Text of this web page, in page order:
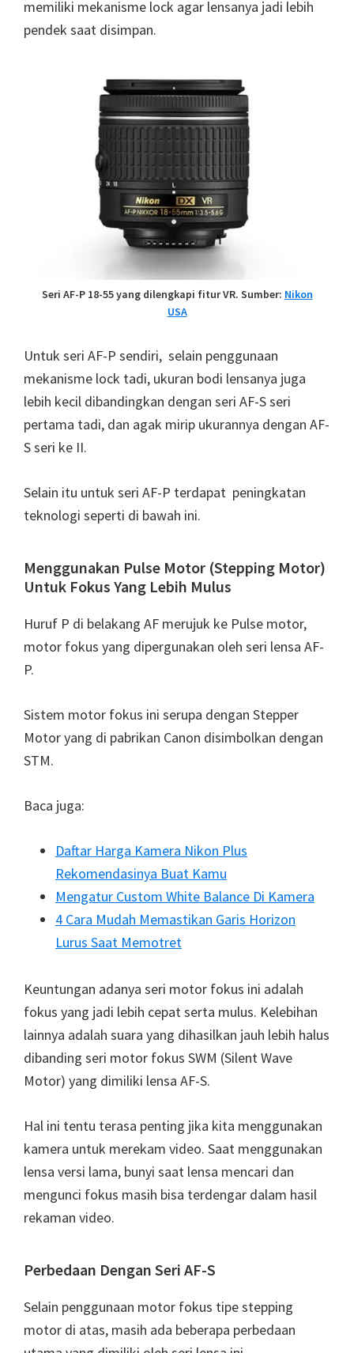
memiliki mekanisme lock agar lensanya jadi lebih
pendek saat disimpan.
Seri AF-P 18-55 yang dilengkapi fitur VR. Sumber: Nikon
USA
Untuk seri AF-P sendiri, selain penggunaan
mekanisme lock tadi, ukuran bodi lensanya juga
lebih kecil dibandingkan dengan seri AF-S seri
pertama tadi, dan agak mirip ukurannya dengan AF-
S seri ke II.
Selain itu untuk seri AF-P terdapat peningkatan
teknologi seperti di bawah ini.
Menggunakan Pulse Motor (Stepping Motor)
Untuk Fokus Yang Lebih Mulus
Huruf P di belakang AF merujuk ke Pulse motor,
motor fokus yang dipergunakan oleh seri lensa AF-
P.
Sistem motor fokus ini serupa dengan Stepper
Motor yang di pabrikan Canon disimbolkan dengan
STM.
Baca juga:
Daftar Harga Kamera Nikon Plus
Rekomendasinya Buat Kamu
Mengatur Custom White Balance Di Kamera
4 Cara Mudah Memastikan Garis Horizon
Lurus Saat Memotret
Keuntungan adanya seri motor fokus ini adalah
fokus yang jadi lebih cepat serta mulus. Kelebihan
lainnya adalah suara yang dihasilkan jauh lebih halus
dibanding seri motor fokus SWM (Silent Wave
Motor) yang dimiliki lensa AF-S.
Hal ini tentu terasa penting jika kita menggunakan
kamera untuk merekam video. Saat menggunakan
lensa versi lama, bunyi saat lensa mencari dan
mengunci fokus masih bisa terdengar dalam hasil
rekaman video.
Perbedaan Dengan Seri AF-S
Selain penggunaan motor fokus tipe stepping
motor di atas, masih ada beberapa perbedaan